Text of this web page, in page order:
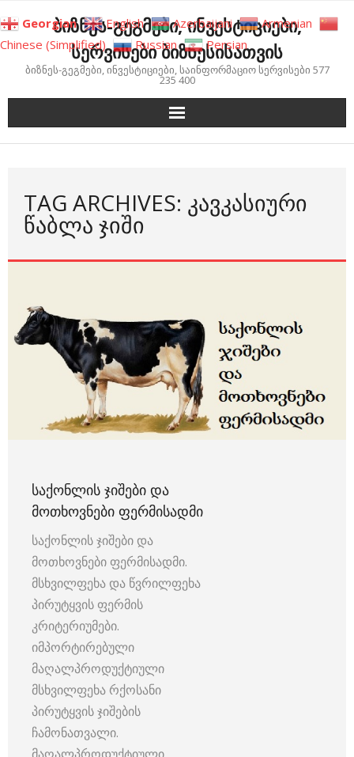
to
content
ბიზნეს-გეგმები, ინვესტიციები,
სერვისები ბიზნესისათვის
ბიზნეს-გეგმები, ინვესტიციები, საინფორმაციო სერვისები 577
235 400
TAG ARCHIVES: ᲙᲐᲕᲙᲐᲡᲘᲣᲠᲘ
ᲬᲐᲑᲚᲐ ᲯᲘᲨᲘ
ᲡᲐᲥᲝᲜᲚᲘᲡ ᲯᲘᲨᲔᲑᲘ ᲓᲐ
ᲛᲝᲗᲮᲝᲕᲜᲔᲑᲘ ᲤᲔᲠᲛᲘᲡᲐᲓᲛᲘ
საქონლის ჯიშები და
მოთხოვნები ფერმისადმი.
მსხვილფეხა და წვრილფეხა
პირუტყვის ფერმის
კრიტერიუმები.
იმპორტირებული
მაღალპროდუქტიული
მსხვილფეხა რქოსანი
პირუტყვის ჯიშების
ჩამონათვალი.
Georgian English Azerbaijani
Armenian
Chinese (Simplified)
Russian Persian